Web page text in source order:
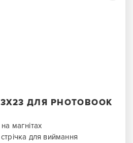
ДЛЯ PHOTOBOOK
магнітах
для виймання